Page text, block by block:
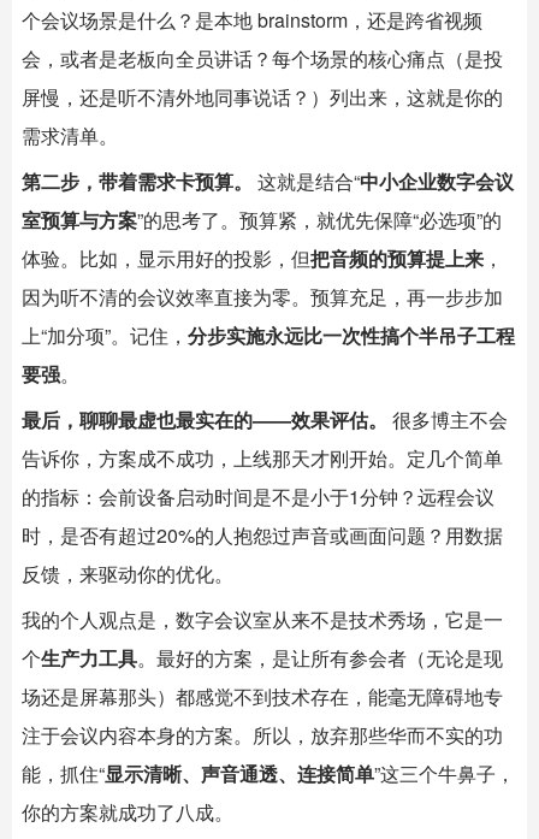
个会议场景是什么？是本地 brainstorm，还是跨省视频
会，或者是老板向全员讲话？每个场景的核心痛点（是投
屏慢，还是听不清外地同事说话？）列出来，这就是你的
需求清单。
第二步，带着需求卡预算。
这就是结合“中小企业数字会议
室预算与方案”的思考了。预算紧，就优先保障“必选项”的
体验。比如，显示用好的投影，但把音频的预算提上来 ，
因为听不清的会议效率直接为零。预算充足，再一步步加
上“加分项”。记住， 分步实施永远比一次性搞个半吊子工程
要强。
最后，聊聊最虚也最实在的——效果评估。
很多博主不会
告诉你，方案成不成功，上线那天才刚开始。定几个简单
的指标：会前设备启动时间是不是小于1分钟？远程会议
时，是否有超过20%的人抱怨过声音或画面问题？用数据
反馈，来驱动你的优化。
我的个人观点是，数字会议室从来不是技术秀场，它是一
个生产力工具。最好的方案，是让所有参会者（无论是现
场还是屏幕那头）都感觉不到技术存在，能毫无障碍地专
注于会议内容本身的方案。所以，放弃那些华而不实的功
能，抓住“显示清晰、声音通透、连接简单”这三个牛鼻子，
你的方案就成功了八成。